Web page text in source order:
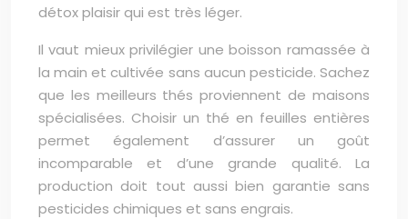
détox plaisir qui est très léger.
Il vaut mieux privilégier une boisson ramassée à
la main et cultivée sans aucun pesticide. Sachez
que les meilleurs thés proviennent de maisons
spécialisées. Choisir un thé en feuilles entières
permet également d’assurer un goût
incomparable et d’une grande qualité. La
production doit tout aussi bien garantie sans
pesticides chimiques et sans engrais.